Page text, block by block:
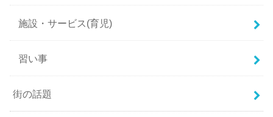
施設・サービス(育児)
習い事
街の話題